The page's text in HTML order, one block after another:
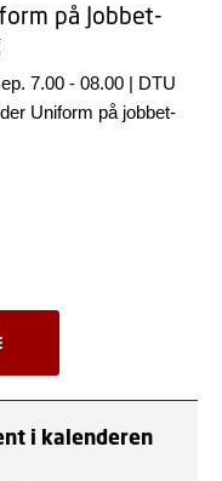
på Jobbet-
7.00- 08.00| DTU
Uniform på jobbet-
i kalenderen